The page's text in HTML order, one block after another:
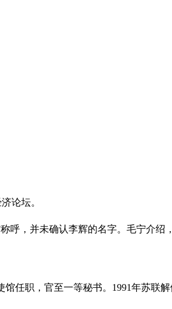
论坛。
呼，并未确认李辉的名字。毛宁介
任职，官至一等秘书。1991年苏联